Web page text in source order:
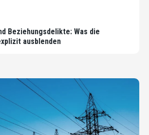
Beziehungsdelikte: Was die
ausblenden